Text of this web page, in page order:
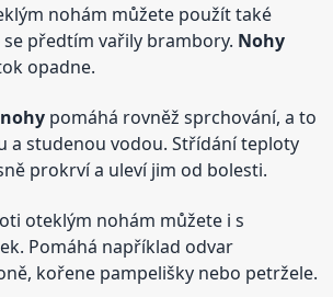
nohám můžete použít také
předtím vařily brambory. Nohy
opadne.
nohy pomáhá rovněž sprchování, a to
a studenou vodou. Střídání teploty
prokrví a uleví jim od bolesti.
oteklým nohám můžete i s
Pomáhá například odvar
kořene pampelišky nebo petržele.